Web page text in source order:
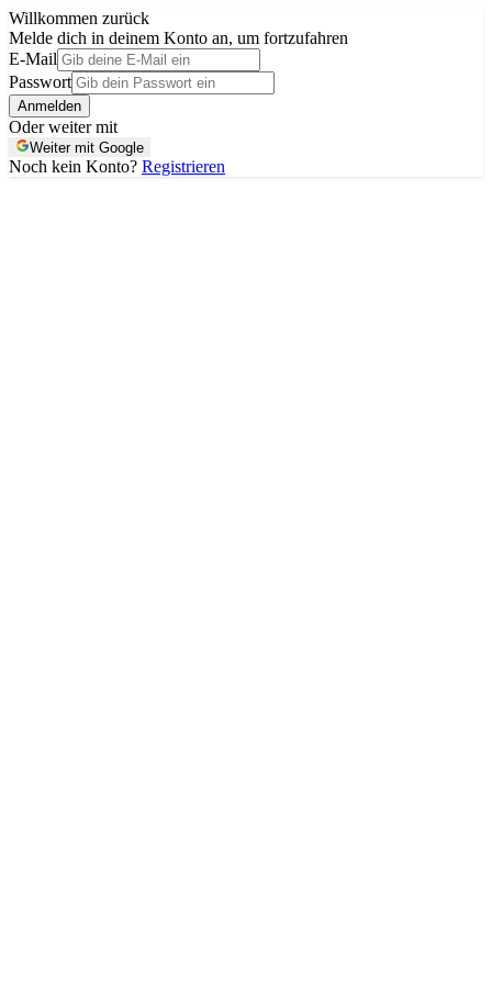
Willkommen zurück
Melde dich in deinem Konto an, um fortzufahren
E-Mail
Passwort
Anmelden
Oder weiter mit
Weiter mit Google
Noch kein Konto? Registrieren